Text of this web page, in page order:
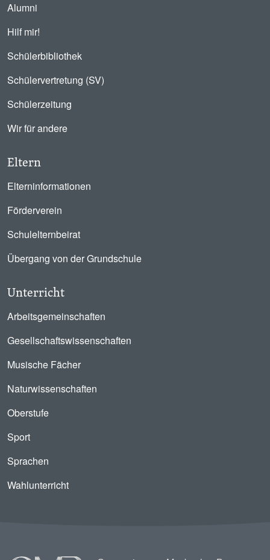
Alumni
Hilf mir!
Schülerbibliothek
Schülervertretung (SV)
Schülerzeitung
Wir für andere
Eltern
Elterninformationen
Förderverein
Schulelternbeirat
Übergang von der Grundschule
Unterricht
Arbeitsgemeinschaften
Gesellschaftswissenschaften
Musische Fächer
Naturwissenschaften
Oberstufe
Sport
Sprachen
Wahlunterricht